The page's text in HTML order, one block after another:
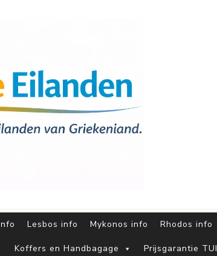
Lesbos info Mykonos info Rhodos info
Koffers en Handbagage Prijsgarantie TUI